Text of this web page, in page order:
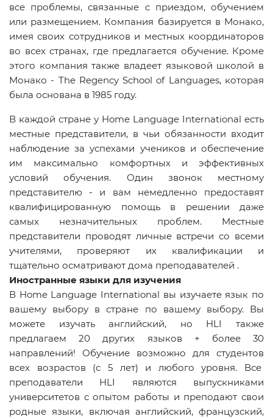
все проблемы, связанные с приездом, обучением
или размещением. Компания базируется в Монако,
имея своих сотрудников и местных координаторов
во всех странах, где предлагается обучение. Кроме
этого компания также владеет языковой школой в
Монако - The Regency School of Languages, которая
была основана в 1985 году.
В каждой стране у Home Language International есть
местные представители, в чьи обязанности входит
наблюдение за успехами учеников и обеспечение
им максимально комфортных и эффективных
условий обучения. Один звонок местному
представителю - и вам немедленно предоставят
квалифицированную помощь в решении даже
самых незначительных проблем. Местные
представители проводят личные встречи со всеми
учителями, проверяют их квалификации и
тщательно осматривают дома преподавателей .
Иностранные языки для изучения
В Home Language International вы изучаете язык по
вашему выбору в стране по вашему выбору. Вы
можете изучать английский, но HLI
также
предлагаем 20 других языков + более 30
направлений! Обучение возможно для студентов
всех возрастов (с 5 лет) и любого уровня. Все
преподаватели HLI
являются выпускниками
университетов с опытом работы и преподают свои
родные языки, включая английский, французский,